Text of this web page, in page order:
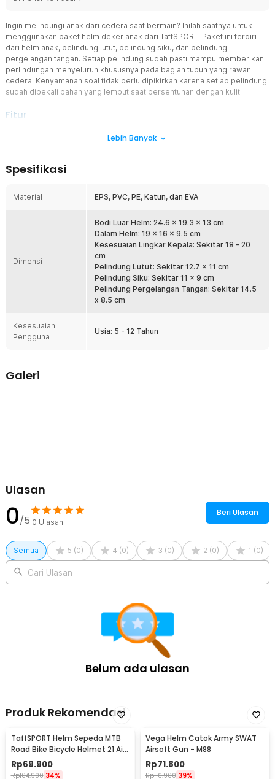
Ingin melindungi anak dari cedera saat bermain? Inilah saatnya untuk
menggunakan paket helm deker anak dari TaffSPORT! Paket ini terdiri
dari helm anak, pelindung lutut, pelindung siku, dan pelindung
pergelangan tangan. Setiap pelindung sudah pasti mampu memberikan
perlindungan menyeluruh khususnya pada bagian tubuh yang rawan
cedera. Kenyamanan soal tidak perlu dipikirkan karena setiap pelindung
sudah dibekali bahan yang lembut saat bersentuhan dengan kulit.
Fitur
Paket Perlindungan Lengkap
pelindung yang akan menjaga beberapa bagian tubuh yang rentan
cocok digunakan saat bermain sepeda, skateboard, hingga sepatu
Cangkang PVC Anti Bengkok
Benturan saat terjatuh merupakan penyebab utama cedera pada
tubuh. Oleh karena itu, seluruh pelindung dalam paket ini dilengkapi
cangkang PVC yang dirancang khusus untuk menahan dampak
benturan. Cangkangnya keras dan tahan terhadap benturan,
memastikan perlindungan maksimal bagi anak.
Lembut dan Anti Gerah
guncangan saat terbentur untuk mengurangi dampak cedera. Selain
itu, adanya bahan EVA juga memberikan kenyamanan ekstra saat
Paket helm deker anak ini dapat digunakan untuk usia 5 - 12 tahun.
2 x Pelindung Lutut
2 x Pelindung Siku
2 x Pelindung Pergelangan Tangan
Lebih Banyak
Spesifikasi
Material EPS, PVC, PE, Katun, dan EVA
Dimensi
Bodi Luar Helm: 24.6 x 19.3 x 13 cm
Dalam Helm: 19 x 16 x 9.5 cm
Kesesuaian Lingkar Kepala: Sekitar 18 - 20
cm
Pelindung Lutut: Sekitar 12.7 x 11 cm
Pelindung Siku: Sekitar 11 x 9 cm
Pelindung Pergelangan Tangan: Sekitar 14.5
x 8.5 cm
Kesesuaian
Pengguna
Usia: 5 - 12 Tahun
Galeri
Ulasan
0/5 0 Ulasan
Beri Ulasan
Semua 5 (0) 4 (0) 3 (0) 2 (0) 1 (0)
Cari Ulasan
Belum ada ulasan
Produk Rekomendasi
TaffSPORT Helm Sepeda MTB
Road Bike Bicycle Helmet 21 Air
Vent - X10
Rp69.900
Rp104.900 34%
Vega Helm Catok Army SWAT
Airsoft Gun - M88
Rp71.800
Rp116.900 39%